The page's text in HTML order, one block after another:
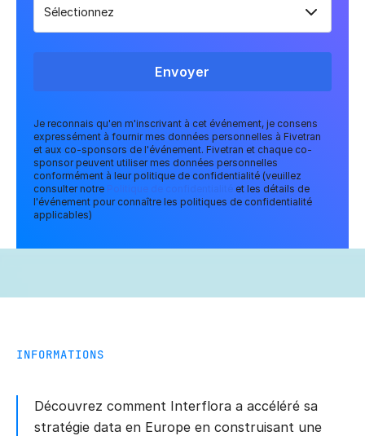
Envoyer
Je reconnais qu'en m'inscrivant à cet événement, je consens
expressément à fournir mes données personnelles à Fivetran
et aux co-sponsors de l'événement. Fivetran et chaque co-
sponsor peuvent utiliser mes données personnelles
conformément à leur politique de confidentialité (veuillez
consulter notre
et les détails de
l'événement pour connaître les politiques de confidentialité
applicables)
INFORMATIONS
Découvrez comment Interflora a accéléré sa
stratégie data en Europe en construisant une